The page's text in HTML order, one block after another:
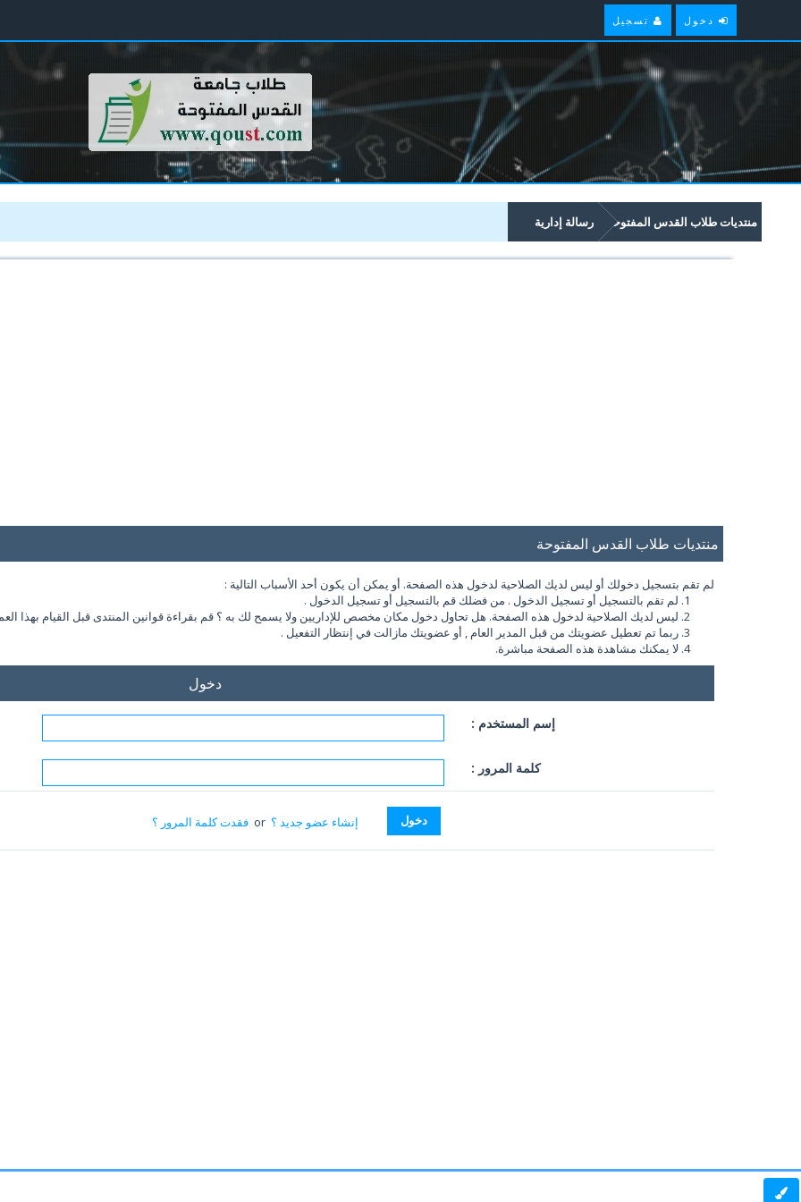
دخول تسجيل
منتديات طلاب القدس المفتوحة رسالة إدارية
منتديات طلاب القدس المفتوحة
لم تقم بتسجيل دخولك أو ليس لديك الصلاحية لدخول هذه الصفحة. أو يمكن أن يكون أحد الأسباب التالية :
لم تقم بالتسجيل أو تسجيل الدخول . من فضلك قم بالتسجيل أو تسجيل الدخول .
ليس لديك الصلاحية لدخول هذه الصفحة. هل تحاول دخول مكان مخصص للإداريين ولا يسمح لك به ؟ قم بقراءة قوانين المنتدى قبل القيام بهذا
ربما تم تعطيل عضويتك من قبل المدير العام , أو عضويتك مازالت في إنتظار التفعيل .
لا يمكنك مشاهدة هذه الصفحة مباشرة.
دخول
إسم المستخدم :
كلمة المرور :
إنشاء عضو جديد ؟ or فقدت كلمة المرور ؟